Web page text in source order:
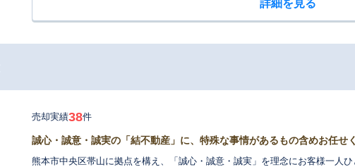
詳細を見る
売却実績38件
誠心・誠意・誠実の「結不動産」に、特殊な事情があるもの含めお任せ
熊本市中央区帯山に拠点を構え、「誠心・誠意・誠実」を理念にお客様一人